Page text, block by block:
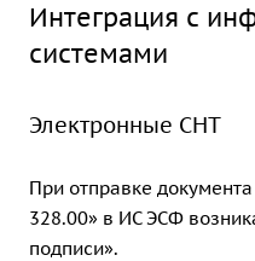
Интеграция с
системами
Электронные СНТ
При отправке
328.00» в ИС ЭСФ
подписи».